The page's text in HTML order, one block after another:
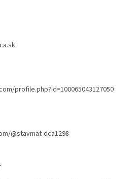
profile.php?id=100065043127050
@stavmat-dca1298